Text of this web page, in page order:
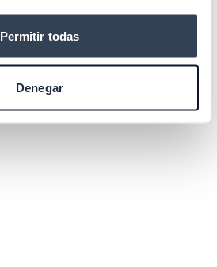
Permitir todas
Denegar